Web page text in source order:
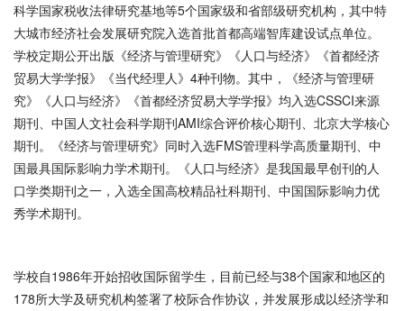
科学国家税收法律研究基地等5个国家级和省部级研究机构，其中特
大城市经济社会发展研究院入选首批首都高端智库建设试点单位。
学校定期公开出版《经济与管理研究》《人口与经济》《首都经济
贸易大学学报》《当代经理人》4种刊物。其中，《经济与管理研
究》《人口与经济》《首都经济贸易大学学报》均入选CSSCI来源
期刊、中国人文社会科学期刊AMI综合评价核心期刊、北京大学核心
期刊。《经济与管理研究》同时入选FMS管理科学高质量期刊、中
国最具国际影响力学术期刊。《人口与经济》是我国最早创刊的人
口学类期刊之一，入选全国高校精品社科期刊、中国国际影响力优
秀学术期刊。
学校自1986年开始招收国际留学生，目前已经与38个国家和地区的
178所大学及研究机构签署了校际合作协议，并发展形成以经济学和